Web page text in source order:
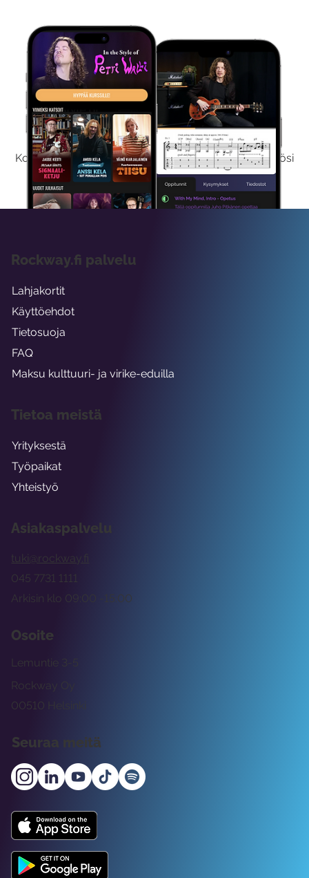
Kokeile Ilmaiseksi
Kokeilemalla ilmaiseksi saat koko sisältömme käyttöösi
viikon ajaksi.
Asiakaspalvelu
tuki@rockway.fi
Arkisin klo 09:00 -15:00
045 7731 1111
Osoite
Rockway Oy
Lemuntie 3-5
00510 Helsinki
Seuraa meitä
Rockway.fi palvelu
Lahjakortit
Käyttöehdot
Tietosuoja
FAQ
Maksu kulttuuri- ja virike-eduilla
Tietoa meistä
Yrityksestä
Työpaikat
Yhteistyö